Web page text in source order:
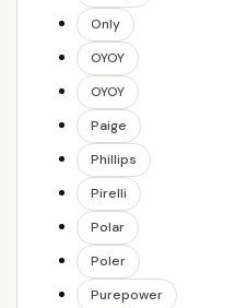
Only
OYOY
OYOY
Paige
Phillips
Pirelli
Polar
Poler
Purepower